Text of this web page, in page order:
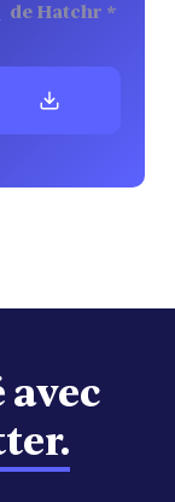
de Hatchr *